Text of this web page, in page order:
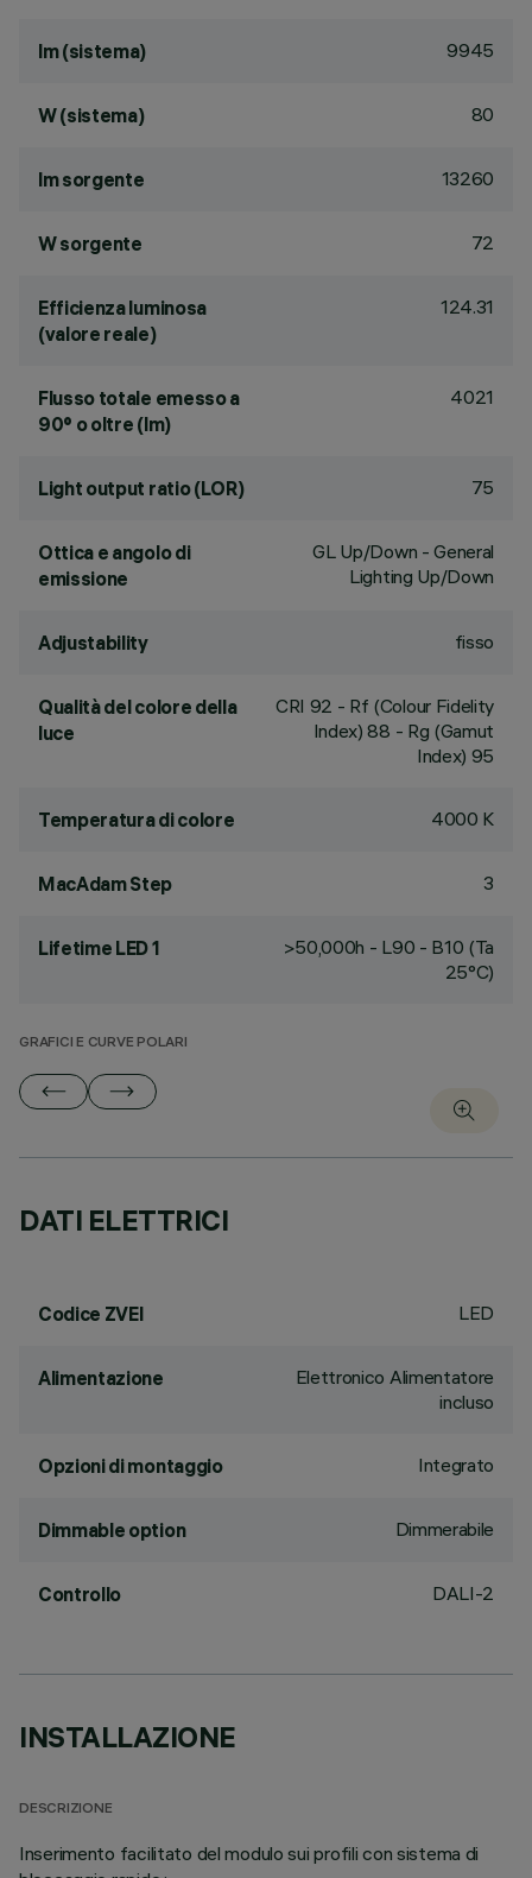
lm (sistema) 9945
W (sistema) 80
lm sorgente 13260
W sorgente 72
Efficienza luminosa
(valore reale)
124.31
Flusso totale emesso a
90° o oltre (lm)
4021
Light output ratio (LOR) 75
Ottica e angolo di
emissione
GL Up/Down - General
Lighting Up/Down
Adjustability fisso
Qualità del colore della
luce
CRI 92 - Rf (Colour Fidelity
Index) 88 - Rg (Gamut
Index) 95
Temperatura di colore 4000 K
MacAdam Step 3
Lifetime LED 1
>50,000h - L90 - B10 (Ta
25°C)
GRAFICI E CURVE POLARI
DATI ELETTRICI
Codice ZVEI LED
Alimentazione
Elettronico Alimentatore
incluso
Opzioni di montaggio Integrato
Dimmable option Dimmerabile
Controllo DALI-2
INSTALLAZIONE
DESCRIZIONE
Inserimento facilitato del modulo sui profili con sistema di